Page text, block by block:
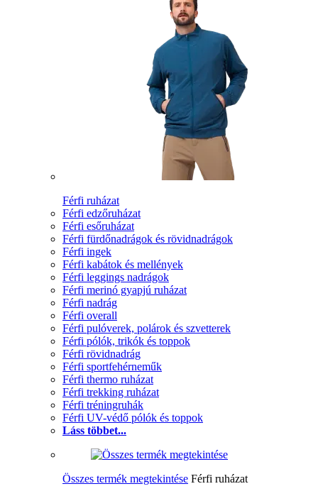
Férfi ruházat
Férfi edzőruházat
Férfi esőruházat
Férfi fürdőnadrágok és rövidnadrágok
Férfi ingek
Férfi kabátok és mellények
Férfi leggings nadrágok
Férfi merinó gyapjú ruházat
Férfi nadrág
Férfi overall
Férfi pulóverek, polárok és szvetterek
Férfi pólók, trikók és toppok
Férfi rövidnadrág
Férfi sportfehérneműk
Férfi thermo ruházat
Férfi trekking ruházat
Férfi tréningruhák
Férfi UV-védő pólók és toppok
Láss többet...
Összes termék megtekintése Férfi ruházat